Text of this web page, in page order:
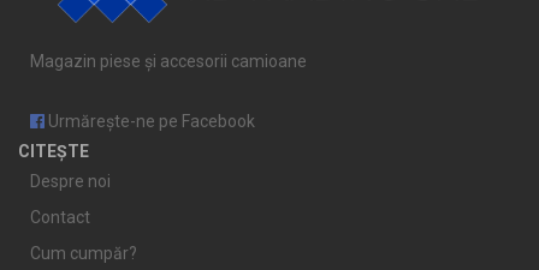
Magazin piese și accesorii camioane
Urmărește-ne pe Facebook
CITEȘTE
Despre noi
Contact
Cum cumpăr?